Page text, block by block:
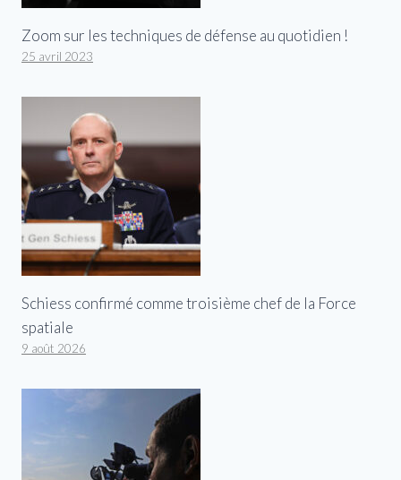
Zoom sur les techniques de défense au quotidien !
25 avril 2023
Schiess confirmé comme troisième chef de la Force
spatiale
9 août 2026